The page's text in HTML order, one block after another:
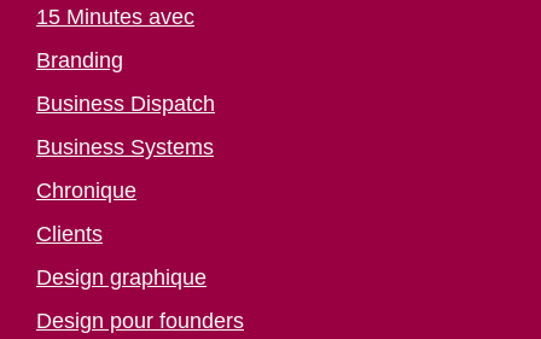
15 Minutes avec
Branding
Business Dispatch
Business Systems
Chronique
Clients
Design graphique
Design pour founders